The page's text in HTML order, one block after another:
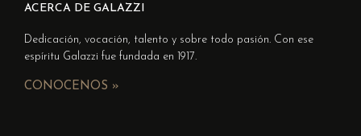
ACERCA DE GALAZZI
Dedicación, vocación, talento y sobre todo pasión. Con ese
espíritu Galazzi fue fundada en 1917.
CONOCENOS »